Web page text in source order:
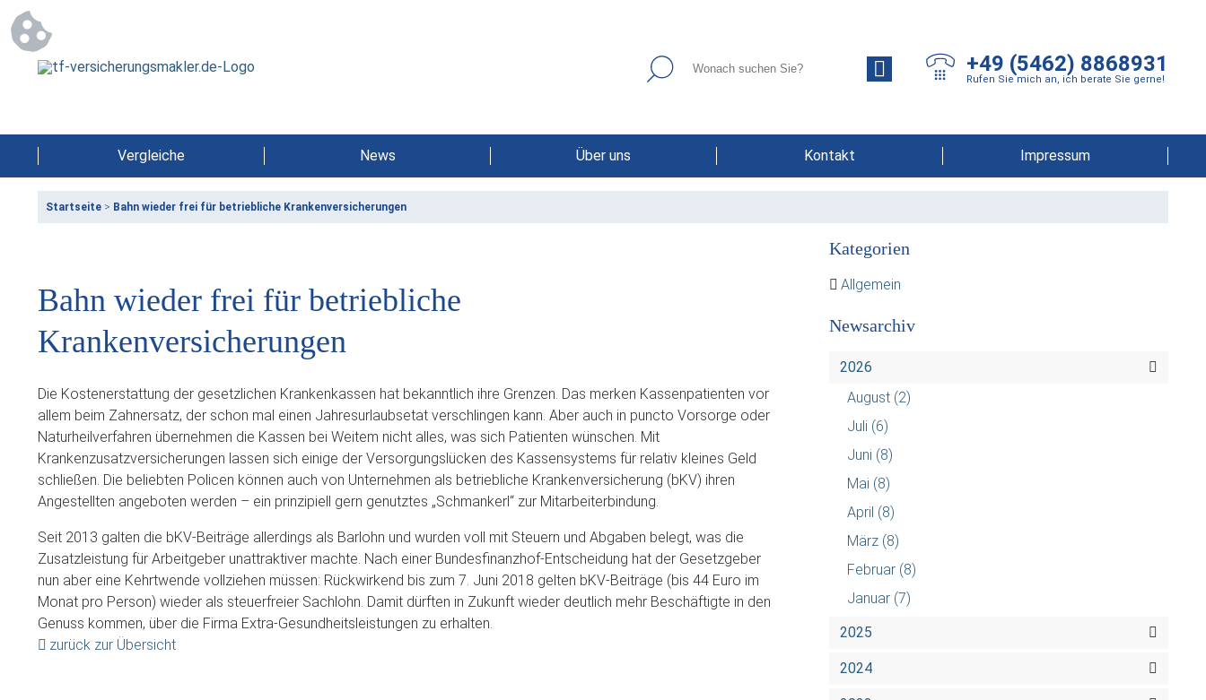
+49 (5462) 8868931
Rufen Sie mich an, ich berate Sie gerne!
Vergleiche News Über uns Kontakt Impressum
Startseite > Bahn wieder frei für betriebliche Krankenversicherungen
Bahn wieder frei für betriebliche
Krankenversicherungen
Die Kostenerstattung der gesetzlichen Krankenkassen hat bekanntlich ihre Grenzen. Das merken Kassenpatienten vor
allem beim Zahnersatz, der schon mal einen Jahresurlaubsetat verschlingen kann. Aber auch in puncto Vorsorge oder
Naturheilverfahren übernehmen die Kassen bei Weitem nicht alles, was sich Patienten wünschen. Mit
Krankenzusatzversicherungen lassen sich einige der Versorgungslücken des Kassensystems für relativ kleines Geld
schließen. Die beliebten Policen können auch von Unternehmen als betriebliche Krankenversicherung (bKV) ihren
Angestellten angeboten werden – ein prinzipiell gern genutztes „Schmankerl“ zur Mitarbeiterbindung.
Seit 2013 galten die bKV-Beiträge allerdings als Barlohn und wurden voll mit Steuern und Abgaben belegt, was die
Zusatzleistung für Arbeitgeber unattraktiver machte. Nach einer Bundesfinanzhof-Entscheidung hat der Gesetzgeber
nun aber eine Kehrtwende vollziehen müssen: Rückwirkend bis zum 7. Juni 2018 gelten bKV-Beiträge (bis 44 Euro im
Monat pro Person) wieder als steuerfreier Sachlohn. Damit dürften in Zukunft wieder deutlich mehr Beschäftigte in den
Genuss kommen, über die Firma Extra-Gesundheitsleistungen zu erhalten.
zurück zur Übersicht
Kategorien
Allgemein
Newsarchiv
2026
August (2)
Juli (6)
Juni (8)
Mai (8)
April (8)
März (8)
Februar (8)
Januar (7)
2025
2024